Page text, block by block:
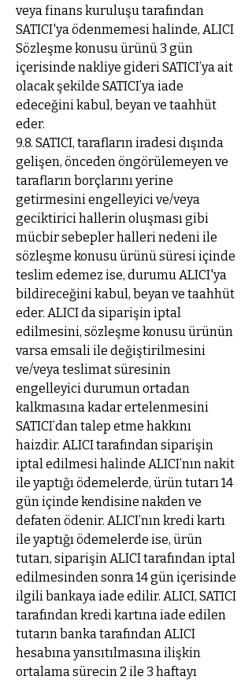
veya finans kuruluşu tarafından
SATICI'ya ödenmemesi halinde, ALICI
Sözleşme konusu ürünü 3 gün
içerisinde nakliye gideri SATICI’ya ait
olacak şekilde SATICI’ya iade
edeceğini kabul, beyan ve taahhüt
eder.
9.8. SATICI, tarafların iradesi dışında
gelişen, önceden öngörülemeyen ve
tarafların borçlarını yerine
getirmesini engelleyici ve/veya
geciktirici hallerin oluşması gibi
mücbir sebepler halleri nedeni ile
sözleşme konusu ürünü süresi içinde
teslim edemez ise, durumu ALICI'ya
bildireceğini kabul, beyan ve taahhüt
eder. ALICI da siparişin iptal
edilmesini, sözleşme konusu ürünün
varsa emsali ile değiştirilmesini
ve/veya teslimat süresinin
engelleyici durumun ortadan
kalkmasına kadar ertelenmesini
SATICI’dan talep etme hakkını
haizdir. ALICI tarafından siparişin
iptal edilmesi halinde ALICI’nın nakit
ile yaptığı ödemelerde, ürün tutarı 14
gün içinde kendisine nakden ve
defaten ödenir. ALICI’nın kredi kartı
ile yaptığı ödemelerde ise, ürün
tutarı, siparişin ALICI tarafından iptal
edilmesinden sonra 14 gün içerisinde
ilgili bankaya iade edilir. ALICI, SATICI
tarafından kredi kartına iade edilen
tutarın banka tarafından ALICI
hesabına yansıtılmasına ilişkin
ortalama sürecin 2 ile 3 haftayı